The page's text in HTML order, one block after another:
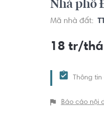
Nhà phố
Mã nhà đất:
18 tr/
Thông
Báo cáo nội